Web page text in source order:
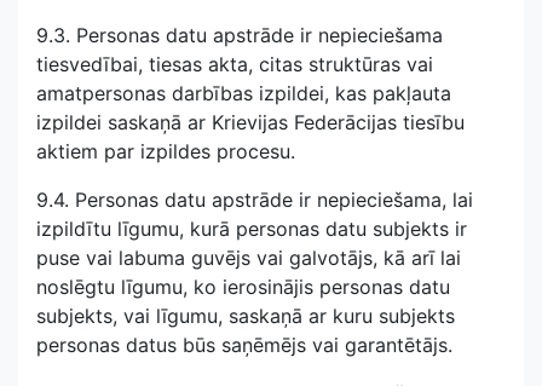
9.3. Personas datu apstrāde ir nepieciešama
tiesvedībai, tiesas akta, citas struktūras vai
amatpersonas darbības izpildei, kas pakļauta
izpildei saskaņā ar Krievijas Federācijas tiesību
aktiem par izpildes procesu.
9.4. Personas datu apstrāde ir nepieciešama, lai
izpildītu līgumu, kurā personas datu subjekts ir
puse vai labuma guvējs vai galvotājs, kā arī lai
noslēgtu līgumu, ko ierosinājis personas datu
subjekts, vai līgumu, saskaņā ar kuru subjekts
personas datus būs saņēmējs vai garantētājs.